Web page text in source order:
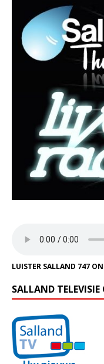
LUISTER SALLAND 747
SALLAND